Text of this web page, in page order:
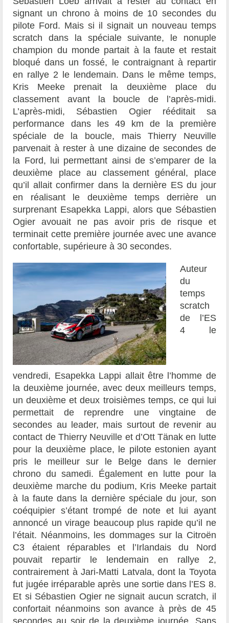
signant un chrono à moins de 10 secondes du
pilote Ford. Mais si il signait un nouveau temps
scratch dans la spéciale suivante, le nonuple
champion du monde partait à la faute et restait
bloqué dans un fossé, le contraignant à repartir
en rallye 2 le lendemain. Dans le même temps,
Kris Meeke prenait la deuxième place du
classement avant la boucle de l’après-midi.
L’après-midi, Sébastien Ogier rééditait sa
performance dans les 49 km de la première
spéciale de la boucle, mais Thierry Neuville
parvenait à rester à une dizaine de secondes de
la Ford, lui permettant ainsi de s’emparer de la
deuxième place au classement général, place
qu’il allait confirmer dans la dernière ES du jour
en réalisant le deuxième temps derrière un
surprenant Esapekka Lappi, alors que Sébastien
Ogier avouait ne pas avoir pris de risque et
terminait cette première journée avec une avance
confortable, supérieure à 30 secondes.
Auteur
du
temps
scratch
de l’ES
4 le
vendredi, Esapekka Lappi allait être l’homme de
la deuxième journée, avec deux meilleurs temps,
un deuxième et deux troisièmes temps, ce qui lui
permettait de reprendre une vingtaine de
secondes au leader, mais surtout de revenir au
contact de Thierry Neuville et d’Ott Tänak en lutte
pour la deuxième place, le pilote estonien ayant
pris le meilleur sur le Belge dans le dernier
chrono du samedi. Également en lutte pour la
deuxième marche du podium, Kris Meeke partait
à la faute dans la dernière spéciale du jour, son
coéquipier s’étant trompé de note et lui ayant
annoncé un virage beaucoup plus rapide qu’il ne
l’était. Néanmoins, les dommages sur la Citroën
C3 étaient réparables et l’Irlandais du Nord
pouvait repartir le lendemain en rallye 2,
contrairement à Jari-Matti Latvala, dont la Toyota
fut jugée irréparable après une sortie dans l’ES 8.
Et si Sébastien Ogier ne signait aucun scratch, il
confortait néanmoins son avance à près de 45